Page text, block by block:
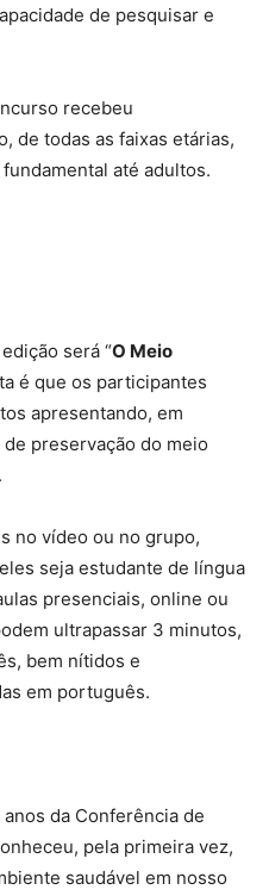
de pesquisar e
recebeu
de todas as faixas etárias,
até adultos.
será “O Meio
é que os participantes
apresentando, em
preservação do meio
no vídeo ou no grupo,
seja estudante de língua
presenciais, online ou
ultrapassar 3 minutos,
bem nítidos e
em português.
da Conferência de
pela primeira vez,
saudável em nosso